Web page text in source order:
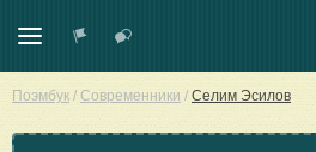
Поэмбук / Современники / Селим Эсилов